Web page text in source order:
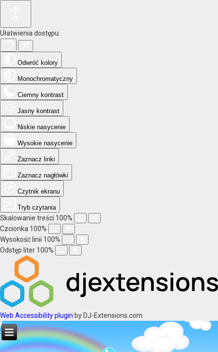
Ułatwienia dostępu
Odwróć kolory
Monochromatyczny
Ciemny kontrast
Jasny kontrast
Niskie nasycenie
Wysokie nasycenie
Zaznacz linki
Zaznacz nagłówki
Czytnik ekranu
Tryb czytania
Skalowanie treści 100%
Czcionka 100%
Wysokość linii 100%
Odstęp liter 100%
Web Accessibility plugin by DJ-Extensions.com